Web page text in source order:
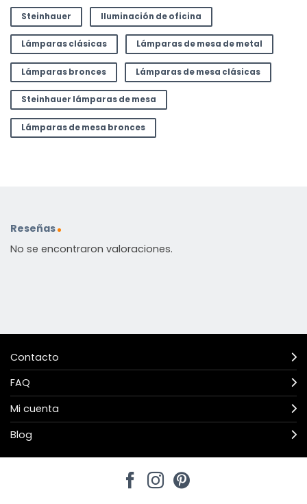
Steinhauer Iluminación de oficina
Lámparas clásicas Lámparas de mesa de metal
Lámparas bronces Lámparas de mesa clásicas
Steinhauer lámparas de mesa
Lámparas de mesa bronces
Reseñas
No se encontraron valoraciones.
Contacto
FAQ
Mi cuenta
Blog